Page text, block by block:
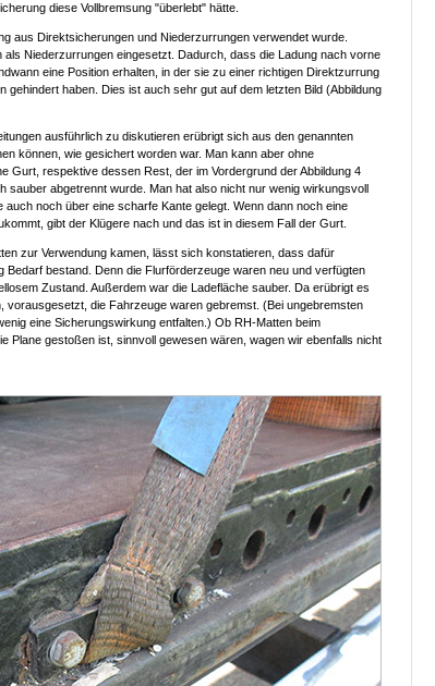
diese Vollbremsung "überlebt" hätte.
aus Direktsicherungen und Niederzurrungen verwendet wurde.
Niederzurrungen eingesetzt. Dadurch, dass die Ladung nach vorne
eine Position erhalten, in der sie zu einer richtigen Direktzurrung
gehindert haben. Dies ist auch sehr gut auf dem letzten Bild (Abbildung
ausführlich zu diskutieren erübrigt sich aus den genannten
können, wie gesichert worden war. Man kann aber ohne
Gurt, respektive dessen Rest, der im Vordergrund der Abbildung 4
sauber abgetrennt wurde. Man hat also nicht nur wenig wirkungsvoll
noch über eine scharfe Kante gelegt. Wenn dann noch eine
gibt der Klügere nach und das ist in diesem Fall der Gurt.
zur Verwendung kamen, lässt sich konstatieren, dass dafür
Bedarf bestand. Denn die Flurförderzeuge waren neu und verfügten
Zustand. Außerdem war die Ladefläche sauber. Da erübrigt es
die Fahrzeuge waren gebremst. (Bei ungebremsten
eine Sicherungswirkung entfalten.) Ob RH-Matten beim
Plane gestoßen ist, sinnvoll gewesen wären, wagen wir ebenfalls nicht